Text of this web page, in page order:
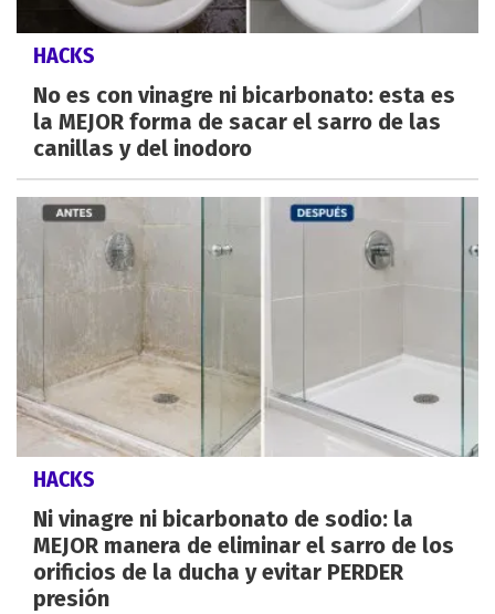
HACKS
No es con vinagre ni bicarbonato: esta es
la MEJOR forma de sacar el sarro de las
canillas y del inodoro
HACKS
Ni vinagre ni bicarbonato de sodio: la
MEJOR manera de eliminar el sarro de los
orificios de la ducha y evitar PERDER
presión